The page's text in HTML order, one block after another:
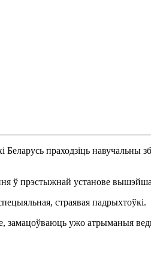
праходзіць навучальны
ў прэстыжнай установе
страявая падрыхтоўкі.
замацоўваюць ужо атрыманыя